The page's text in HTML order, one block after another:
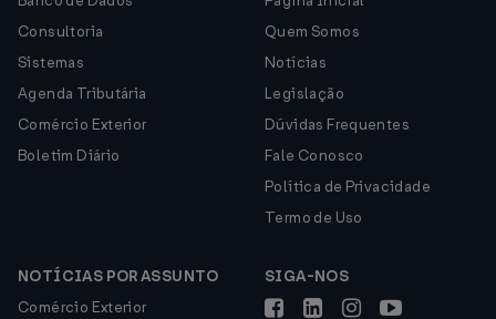
Consultoria
Sistemas
Agenda Tributária
Comércio Exterior
Boletim Diário
Quem Somos
Notícias
Legislação
Dúvidas Frequentes
Fale Conosco
Política de Privacidade
Termo de Uso
NOTÍCIAS POR ASSUNTO
Comércio Exterior
SIGA-NOS